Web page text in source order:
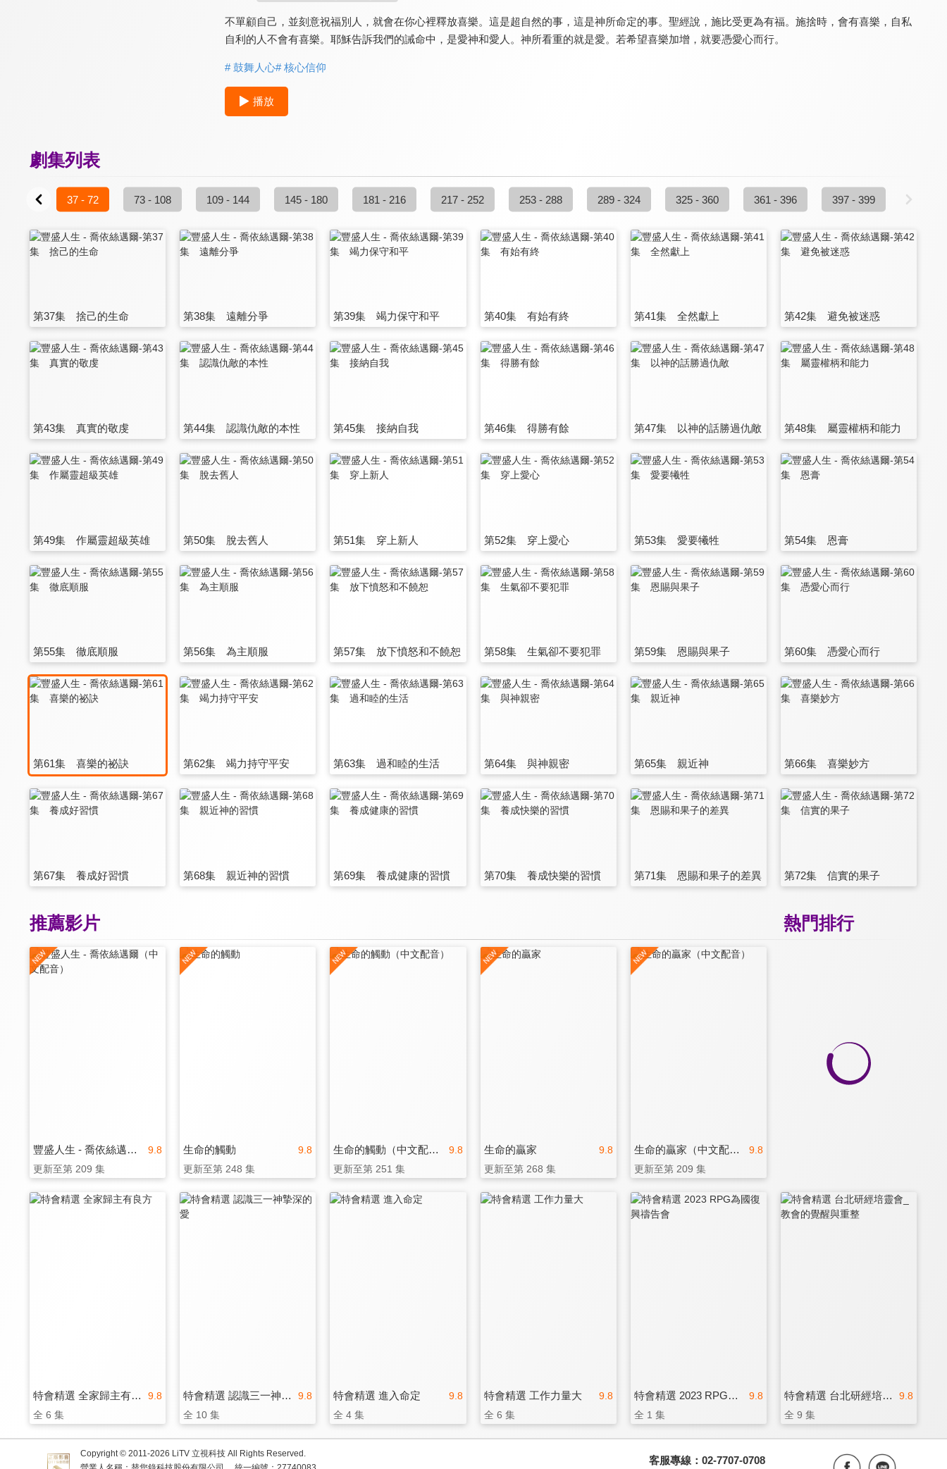
不單顧自己，並刻意祝福別人，就會在你心裡釋放喜樂。這是超自然的事，這是神所命定的事。聖經說，施比受更為有福。施捨時，會有喜樂，自私
自利的人不會有喜樂。耶穌告訴我們的誡命中，是愛神和愛人。神所看重的就是愛。若希望喜樂加增，就要憑愛心而行。
# 鼓舞人心# 核心信仰
播放
劇集列表
37 - 72 73 - 108 109 - 144 145 - 180 181 - 216 217 - 252 253 - 288 289 - 324 325 - 360 361 - 396 397 - 399
第37集 捨己的生命 第38集 遠離分爭 第39集 竭力保守和平 第40集 有始有終 第41集 全然獻上 第42集 避免被迷惑
第43集 真實的敬虔 第44集 認識仇敵的本性 第45集 接納自我 第46集 得勝有餘 第47集 以神的話勝過仇敵 第48集 屬靈權柄和能力
第49集 作屬靈超級英雄 第50集 脫去舊人 第51集 穿上新人 第52集 穿上愛心 第53集 愛要犧牲 第54集 恩膏
第55集 徹底順服 第56集 為主順服 第57集 放下憤怒和不饒恕 第58集 生氣卻不要犯罪 第59集 恩賜與果子 第60集 憑愛心而行
第61集 喜樂的祕訣 第62集 竭力持守平安 第63集 過和睦的生活 第64集 與神親密 第65集 親近神 第66集 喜樂妙方
第67集 養成好習慣 第68集 親近神的習慣 第69集 養成健康的習慣 第70集 養成快樂的習慣 第71集 恩賜和果子的差異 第72集 信實的果子
熱門排行
推薦影片
9.8
豐盛人生 - 喬依絲邁爾（中文配音）
更新至第 209 集
9.8
生命的觸動
更新至第 248 集
9.8
生命的觸動（中文配音）
更新至第 251 集
9.8
生命的贏家
更新至第 268 集
9.8
生命的贏家（中文配音）
更新至第 209 集
9.8
特會精選 全家歸主有良方
全 6 集
9.8
特會精選 認識三一神摯深的愛
全 10 集
9.8
特會精選 進入命定
全 4 集
9.8
特會精選 工作力量大
全 6 集
9.8
特會精選 2023 RPG為國復興禱告會
全 1 集
9.8
特會精選 台北研經培靈會_教會的覺醒與重整
全 9 集
Copyright © 2011-2026 LiTV 立視科技 All Rights Reserved.
客服專線：02-7707-0708